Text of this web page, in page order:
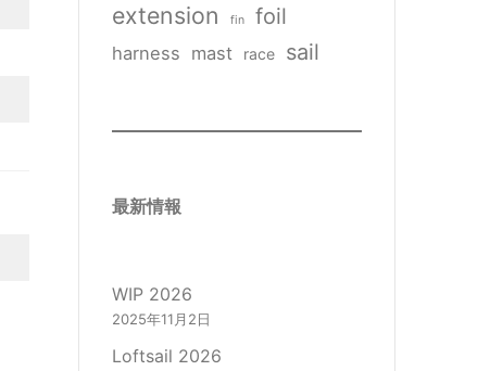
extension fin foil
harness mast race sail
最新情報
WIP 2026
2025年11月2日
Loftsail 2026